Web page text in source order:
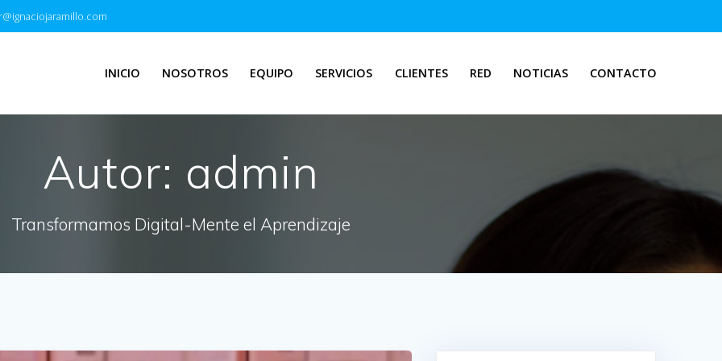
INICIO NOSOTROS EQUIPO SERVICIOS CLIENTES RED NOTICIAS CONTACTO
Autor: admin
Transformamos Digital-Mente el Aprendizaje